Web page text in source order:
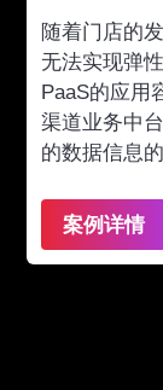
随着门店的
无法实现弹
PaaS的应用
渠道业务中
的数据信息
案例详情